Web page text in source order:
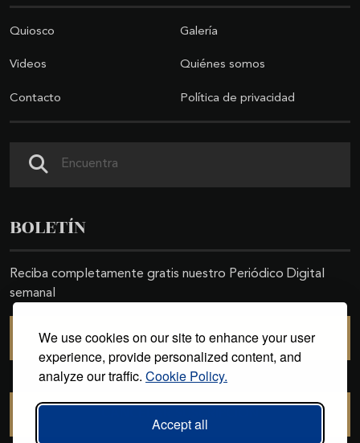
We use cookies on our site to enhance your user
experience, provide personalized content, and
analyze our traffic. Cookie Policy.
Accept all
Quiosco Galería
Videos Quiénes somos
Contacto Política de privacidad
BOLETÍN
Reciba completamente gratis nuestro Periódico Digital
semanal
SUSCRIBIRSE